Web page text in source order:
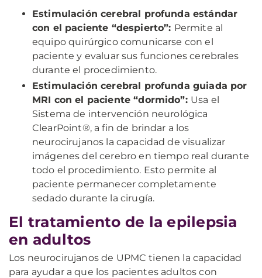
Estimulación cerebral profunda estándar
con el paciente “despierto”: Permite al
equipo quirúrgico comunicarse con el
paciente y evaluar sus funciones cerebrales
durante el procedimiento.
Estimulación cerebral profunda guiada por
MRI con el paciente “dormido”: Usa el
Sistema de intervención neurológica
ClearPoint®, a fin de brindar a los
neurocirujanos la capacidad de visualizar
imágenes del cerebro en tiempo real durante
todo el procedimiento. Esto permite al
paciente permanecer completamente
sedado durante la cirugía.
El tratamiento de la epilepsia
en adultos
Los neurocirujanos de UPMC tienen la capacidad
para ayudar a que los pacientes adultos con